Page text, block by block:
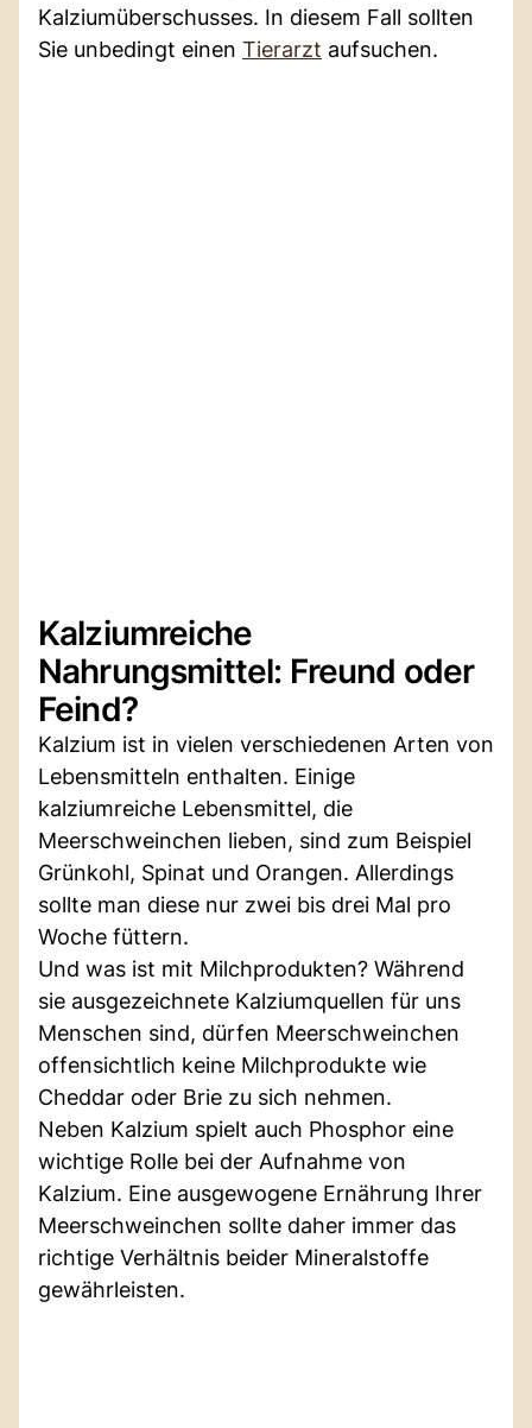
Kalziumüberschusses. In diesem Fall sollten
Sie unbedingt einen Tierarzt aufsuchen.
Kalziumreiche
Nahrungsmittel: Freund oder
Feind?
Kalzium ist in vielen verschiedenen Arten von
Lebensmitteln enthalten. Einige
kalziumreiche Lebensmittel, die
Meerschweinchen lieben, sind zum Beispiel
Grünkohl, Spinat und Orangen. Allerdings
sollte man diese nur zwei bis drei Mal pro
Woche füttern.
Und was ist mit Milchprodukten? Während
sie ausgezeichnete Kalziumquellen für uns
Menschen sind, dürfen Meerschweinchen
offensichtlich keine Milchprodukte wie
Cheddar oder Brie zu sich nehmen.
Neben Kalzium spielt auch Phosphor eine
wichtige Rolle bei der Aufnahme von
Kalzium. Eine ausgewogene Ernährung Ihrer
Meerschweinchen sollte daher immer das
richtige Verhältnis beider Mineralstoffe
gewährleisten.